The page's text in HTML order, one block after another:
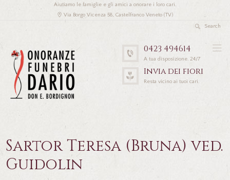
Aiutiamo le famiglie e gli amici a onorare i loro cari.
Via Borgo Vicenza 58, Castelfranco Veneto (TV)
0423 494614
A tua disposizione. 24/7
Invia dei fiori
Resta vicino ai tuoi cari.
Sartor Teresa (Bruna) ved.
Guidolin